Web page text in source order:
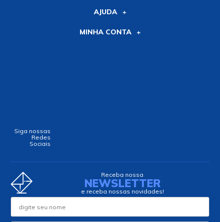
AJUDA
MINHA CONTA
Siga nossas
Redes
Sociais
Receba nossa
NEWSLETTER
e receba nossas novidades!